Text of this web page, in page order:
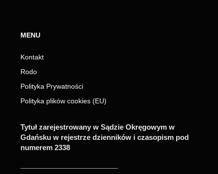
MENU
Kontakt
Rodo
Polityka Prywatności
Polityka plików cookies (EU)
Tytuł zarejestrowany w Sądzie Okręgowym w
Gdańsku w rejestrze dzienników i czasopism pod
numerem 2338